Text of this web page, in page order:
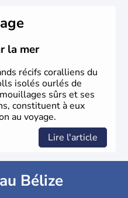
la mer
récifs coralliens du
isolés ourlés de
sûrs et ses
constituent à eux
au voyage.
Lire l'article
Bélize